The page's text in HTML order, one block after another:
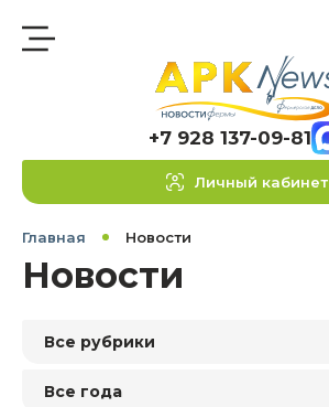
+7 928 137-09-81
Личный кабинет
Главная Новости
Новости
Все рубрики
Все года